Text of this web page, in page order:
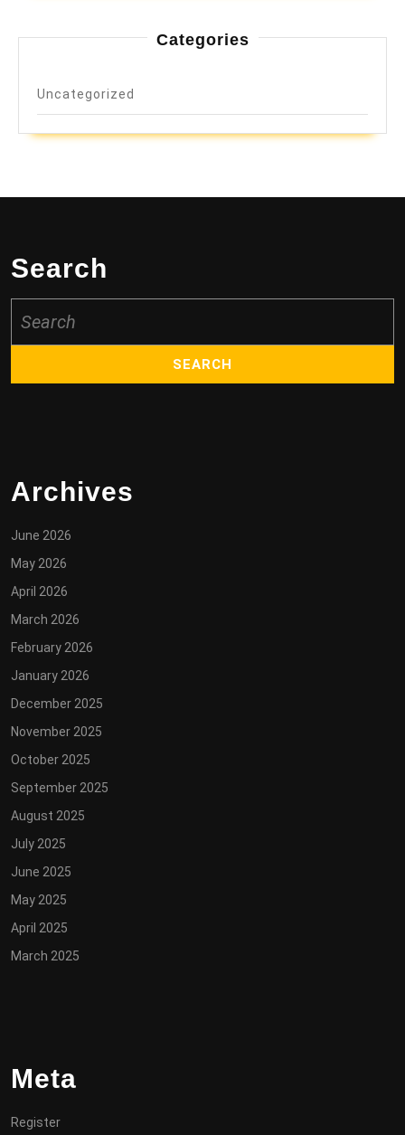
Categories
Uncategorized
Search
for:
Archives
June 2026
May 2026
April 2026
March 2026
February 2026
January 2026
December 2025
November 2025
October 2025
September 2025
August 2025
July 2025
June 2025
May 2025
April 2025
March 2025
Meta
Register